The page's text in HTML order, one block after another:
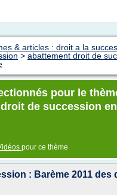
& articles : droit a la
> abattement droit de
pour le
de succession
pour ce thème
: Barème 2011 des